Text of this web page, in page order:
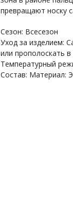
превращают носку
Сезон: Всесезон
Уход за изделием:
или прополоскать
Температурный
Состав: Материал: